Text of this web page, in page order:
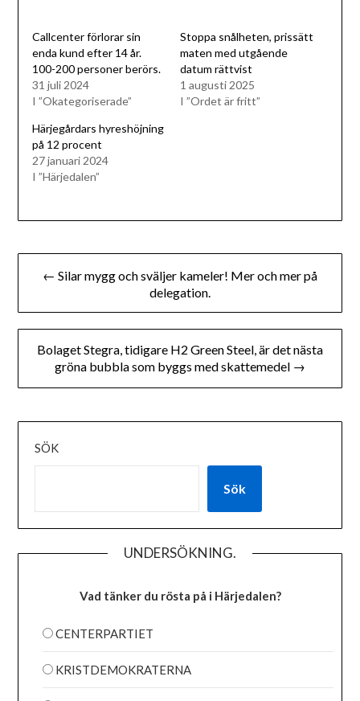
Callcenter förlorar sin
enda kund efter 14 år.
100-200 personer berörs.
31 juli 2024
I ”Okategoriserade”
Stoppa snålheten, prissätt
maten med utgående
datum rättvist
1 augusti 2025
I ”Ordet är fritt”
Härjegårdars hyreshöjning
på 12 procent
27 januari 2024
I ”Härjedalen”
Inläggsnavigering
← Silar mygg och sväljer kameler! Mer och mer på
delegation.
Bolaget Stegra, tidigare H2 Green Steel, är det nästa
gröna bubbla som byggs med skattemedel →
SÖK
Sök
UNDERSÖKNING.
Vad tänker du rösta på i Härjedalen?
CENTERPARTIET
KRISTDEMOKRATERNA